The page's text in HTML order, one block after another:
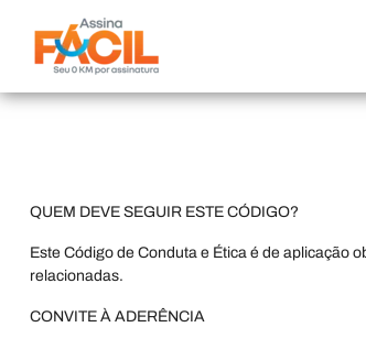
QUEM DEVE SEGUIR ESTE CÓDIGO?
Este Código de Conduta e Ética é de aplicação
relacionadas.
CONVITE À ADERÊNCIA